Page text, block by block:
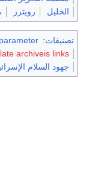
الخليل
رويترز
تصنيفات:
archiveis links
جهود السلام